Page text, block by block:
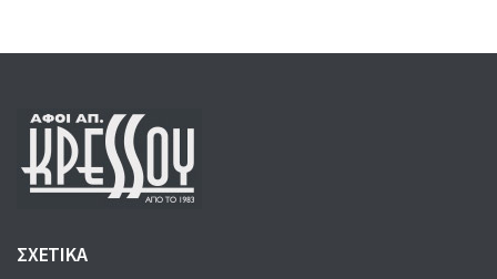
ΣΧΕΤΙΚΑ